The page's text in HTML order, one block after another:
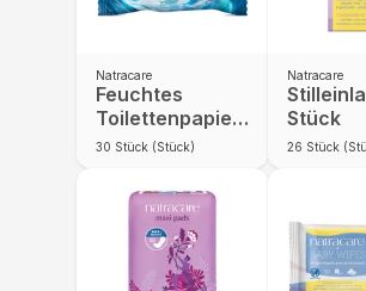
Natracare
Feuchtes
Toilettenpapier
- Safe to Flush
30 Stück (Stück)
Natracare
Stück
26 Stück